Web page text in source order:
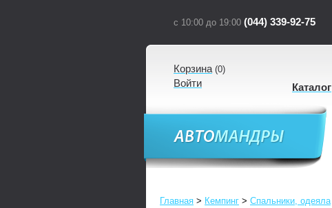
с 10:00 до 19:00 (044) 339-92-75
Корзина(0)
Войти Каталог
Главная > Кемпинг > Спальники, одеяла